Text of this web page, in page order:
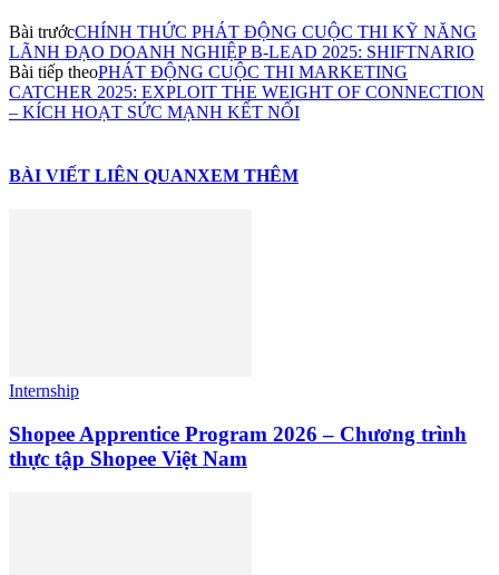
Bài trướcCHÍNH THỨC PHÁT ĐỘNG CUỘC THI KỸ NĂNG
LÃNH ĐẠO DOANH NGHIỆP B-LEAD 2025: SHIFTNARIO
Bài tiếp theoPHÁT ĐỘNG CUỘC THI MARKETING
CATCHER 2025: EXPLOIT THE WEIGHT OF CONNECTION
– KÍCH HOẠT SỨC MẠNH KẾT NỐI
BÀI VIẾT LIÊN QUANXEM THÊM
Internship
Shopee Apprentice Program 2026 – Chương trình
thực tập Shopee Việt Nam